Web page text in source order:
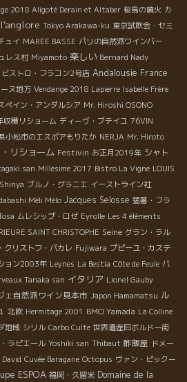
2018 Aligoté Derain et Altaber 桜島の噴火 カ
l'anglore Tokyo Arakawa-ku 東京試飲会・セミ
ュイ MAREE BASSE パリの自然派ワインバー
レス村 Miyamoto 楽しい Bernard Nady
ビストロ・フラコン2号店 Andalousie France
ヌ地方 Vendange 2018 Lapierre Isabelle Frère
ペイン・アンダルシア Mr. Hiroshi OSONO
穫リショーム ディーヴ・ブテイユ 76VIN
小松市のエスポアもりたか NERJA Mr. Hiroto
リショーム Festivin お正月2019年 シャト
san Millesime 2017 Bistro La Vigne LOUIS
ブルノ・グラニエ イーストライン社
Méli Mélo Jacques Selosse 猛暑・フラ
ムレシップ・ロゼ Eyrolle Les 4 éléments
SAINT CHRISTOPHE Seine グラン・ラル
クリストフ・パカレ Fujiwara プピーユ・カステ
ョン2003年 Leynes La Bestia Côte de Feule バ
Tanaka san イタリア Lionel Gauby
ェ自然派ワイン見本市 Japon Hamamatsu ル
北欧 Hermitage 2001 BMO Yamada La Colline
地域 シリル Carbo Culte 世界遺産旧ボルドー街
ラピエール Yoshiki san Thibaut 酢飯屋 ドメー
Cuvée Baragane Octopus ヴァン・ピックー
ESPOA 福岡・久留米 Domaine de la